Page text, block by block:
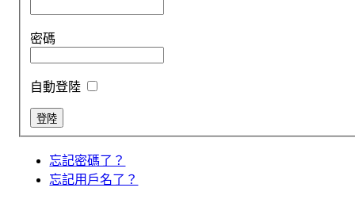
密碼
自動登陸
忘記密碼了？
忘記用戶名了？